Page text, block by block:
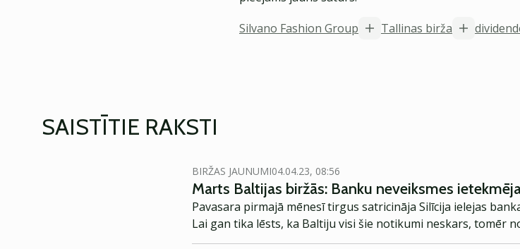
Silvano Fashion Group
Tallinas birža
SAISTĪTIE RAKSTI
BIRŽAS JAUNUMI04.04.23, 08:56
Marts Baltijas biržās: Banku neveiksmes
Pavasara pirmajā mēnesī tirgus satricināja Silīcija ielejas
Lai gan tika lēsts, ka Baltiju visi šie notikumi neskars, tomēr